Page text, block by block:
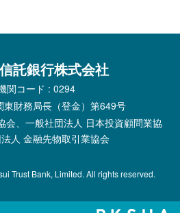
託銀行株式会社
関コード : 0294
財務局長（登金）第649号
、一般社団法人 日本投資顧問業協
人 金融先物取引業協会
Trust Bank, Limited. All rights reserved.